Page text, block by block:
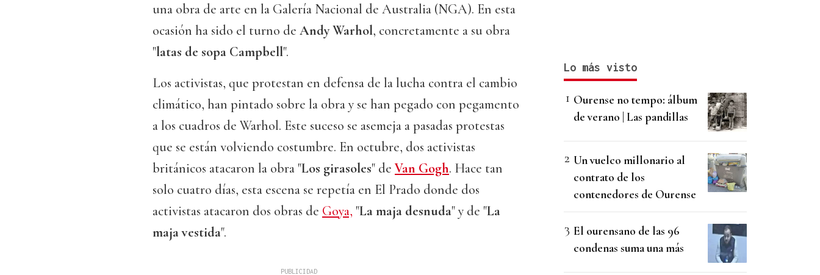
una obra de arte en la Galería Nacional de Australia (NGA). En esta
ocasión ha sido el turno de Andy Warhol, concretamente a su obra
"latas de sopa Campbell".
Los activistas, que protestan en defensa de la lucha contra el cambio
climático, han pintado sobre la obra y se han pegado con pegamento
a los cuadros de Warhol. Este suceso se asemeja a pasadas protestas
que se están volviendo costumbre. En octubre, dos activistas
británicos atacaron la obra "Los girasoles" deVan Gogh. Hace tan
solo cuatro días, esta escena se repetía en El Prado donde dos
activistas atacaron dos obras de Goya, "La maja desnuda" y de "La
maja vestida".
Lo más visto
Ourense no tempo: álbum
de verano | Las pandillas
Un vuelco millonario al
contrato de los
contenedores de Ourense
El ourensano de las 96
condenas suma una más